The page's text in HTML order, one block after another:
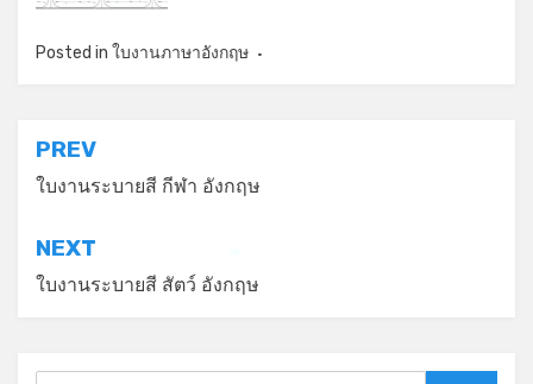
Posted in ใบงานภาษาอังกฤษ
แนะแนว
เรื่อง
PREV
ใบงานระบายสี กีฬา อังกฤษ
NEXT
ใบงานระบายสี สัตว์ อังกฤษ
*